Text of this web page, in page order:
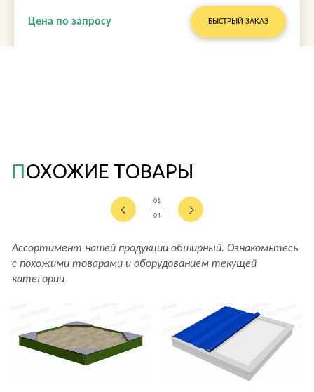
Цена по запросу БЫСТРЫЙ ЗАКАЗ
ПОХОЖИЕ ТОВАРЫ
Ассортимент нашей продукции обширный. Ознакомьтесь
с похожими товарами и оборудованием текущей
категории
01
04